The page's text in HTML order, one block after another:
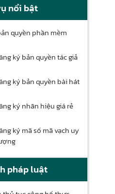
nổi bật
quyền phần mềm
ký bản quyền tác giả
ký bản quyền bài hát
ký nhãn hiệu giá rẻ
ký mã số mã vạch uy
pháp luật